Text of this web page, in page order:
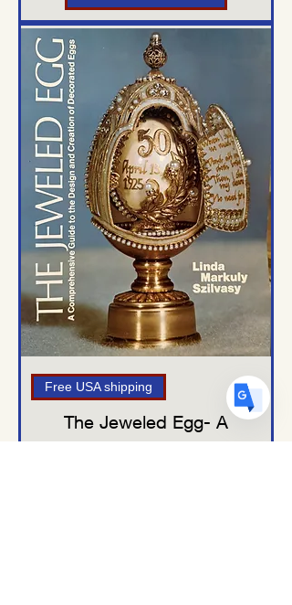
Free USA shipping
The Jeweled Egg- A
Translate
USEnglish
FR French · Français
DEGerman · Deutsch
ESSpanish · Español